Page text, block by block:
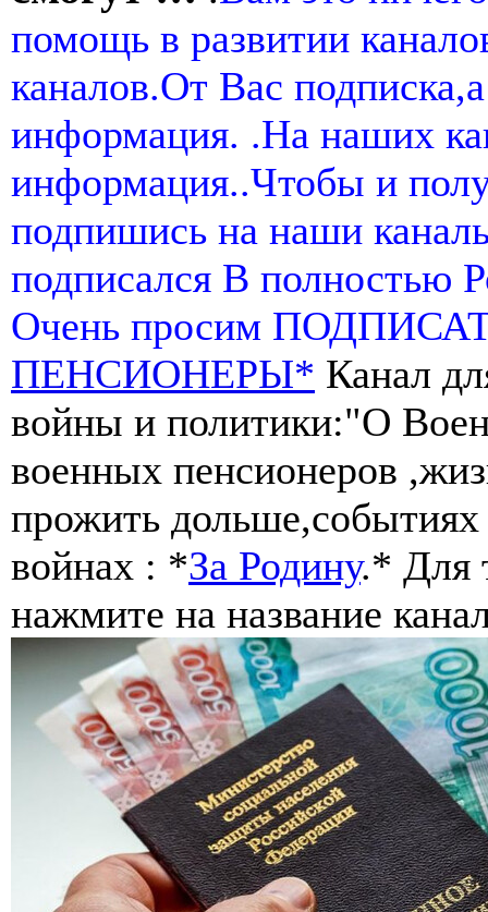
помощь в развитии
каналов.От Вас
информация. .На наших
информация..Чтобы и
подпишись на наши
подписался В полностью
Очень просим
ПЕНСИОНЕРЫ* Канал
войны и политики:"О
военных пенсионеров
прожить
войнах : *За Родину.* Для
нажмите на название